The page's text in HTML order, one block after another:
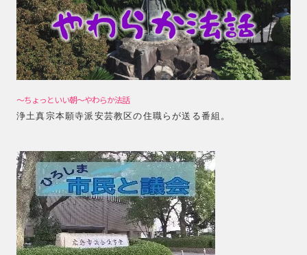
～ちょっといい朝～やわらか法話
浄土真宗本願寺派安芸教区の住職らが送る番組。